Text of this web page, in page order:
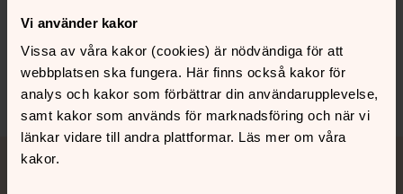
Vi använder kakor
Vissa av våra kakor (cookies) är nödvändiga för att
webbplatsen ska fungera. Här finns också kakor för
analys och kakor som förbättrar din användarupplevelse,
samt kakor som används för marknadsföring och när vi
länkar vidare till andra plattformar. Läs mer om våra
kakor.
Tillbaka till toppen
Tillbaka till innehållet